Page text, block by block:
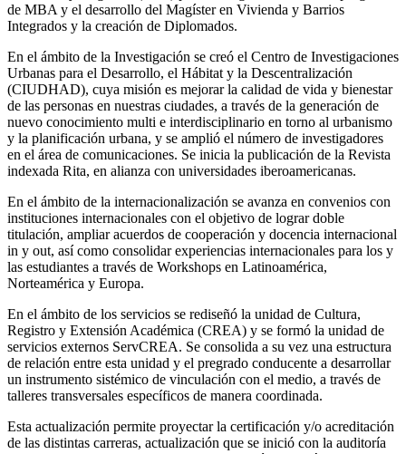
de MBA y el desarrollo del Magíster en Vivienda y Barrios
Integrados y la creación de Diplomados.
En el ámbito de la Investigación se creó el Centro de Investigaciones
Urbanas para el Desarrollo, el Hábitat y la Descentralización
(CIUDHAD), cuya misión es mejorar la calidad de vida y bienestar
de las personas en nuestras ciudades, a través de la generación de
nuevo conocimiento multi e interdisciplinario en torno al urbanismo
y la planificación urbana, y se amplió el número de investigadores
en el área de comunicaciones. Se inicia la publicación de la Revista
indexada Rita, en alianza con universidades iberoamericanas.
En el ámbito de la internacionalización se avanza en convenios con
instituciones internacionales con el objetivo de lograr doble
titulación, ampliar acuerdos de cooperación y docencia internacional
in y out, así como consolidar experiencias internacionales para los y
las estudiantes a través de Workshops en Latinoamérica,
Norteamérica y Europa.
En el ámbito de los servicios se rediseñó la unidad de Cultura,
Registro y Extensión Académica (CREA) y se formó la unidad de
servicios externos ServCREA. Se consolida a su vez una estructura
de relación entre esta unidad y el pregrado conducente a desarrollar
un instrumento sistémico de vinculación con el medio, a través de
talleres transversales específicos de manera coordinada.
Esta actualización permite proyectar la certificación y/o acreditación
de las distintas carreras, actualización que se inició con la auditoría